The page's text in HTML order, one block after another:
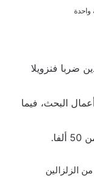
واحدة
ضربا فنزويلا
مع تواصل أعمال البحث، فيما
الزلزالين